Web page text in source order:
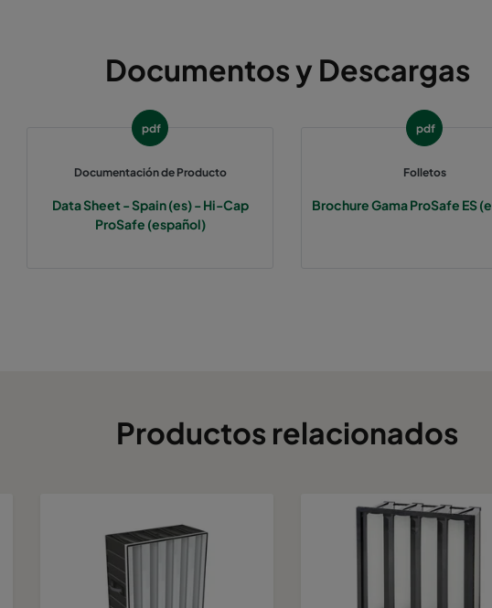
Documentos y Descargas
pdf
Documentación de Producto
Data Sheet - Spain (es) - Hi-Cap
ProSafe (español)
pdf
Folletos
Brochure Gama ProSafe ES
Productos relacionados